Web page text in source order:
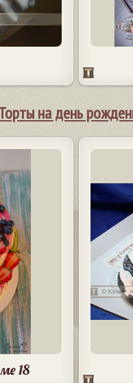
на день
18